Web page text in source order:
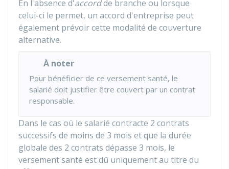
En l'absence d'accordde branche ou lorsque
celui-ci le permet, un accord d'entreprise peut
également prévoir cette modalité de couverture
alternative.
À noter
Pour bénéficier de ce versement santé, le
salarié doit justifier être couvert par un contrat
responsable.
Dans le cas où le salarié contracte 2 contrats
successifs de moins de 3 mois et que la durée
globale des 2 contrats dépasse 3 mois, le
versement santé est dû uniquement au titre du